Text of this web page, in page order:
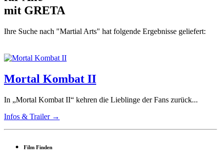
mit GRETA
Ihre Suche nach "Martial Arts" hat folgende Ergebnisse geliefert:
Mortal Kombat II
In „Mortal Kombat II“ kehren die Lieblinge der Fans zurück...
Infos & Trailer →
Film Finden